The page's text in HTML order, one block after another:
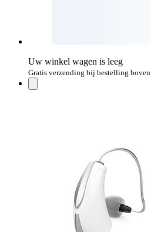
Uw winkel wagen is leeg
Gratis verzending bij bestelling boven